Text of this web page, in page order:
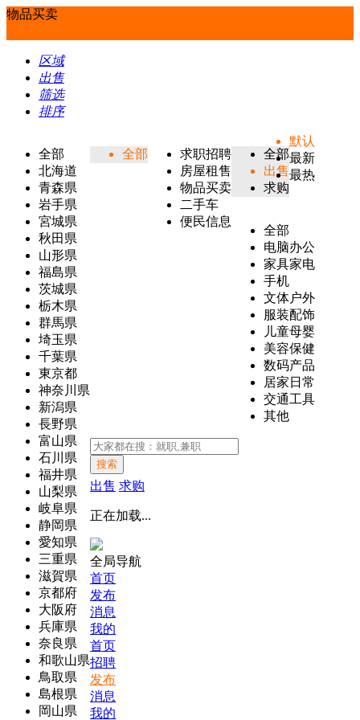
物品买卖
区域
出售
筛选
排序
全部
北海道
青森県
岩手県
宮城県
秋田県
山形県
福島県
茨城県
栃木県
群馬県
埼玉県
千葉県
東京都
神奈川県
新潟県
長野県
富山県
石川県
福井県
山梨県
岐阜県
静岡県
愛知県
三重県
滋賀県
京都府
大阪府
兵庫県
奈良県
和歌山県
鳥取県
島根県
岡山県
全部
求职招聘
房屋租售
物品买卖
二手车
便民信息
全部
出售
求购
全部
电脑办公
家具家电
手机
文体户外
服装配饰
儿童母婴
美容保健
数码产品
居家日常
交通工具
其他
默认
最新
最热
搜索
出售 求购
正在加载...
全局导航
首页
发布
消息
我的
首页
招聘
发布
消息
我的